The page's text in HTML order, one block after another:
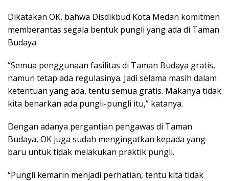
Dikatakan OK, bahwa Disdikbud Kota Medan komitmen
memberantas segala bentuk pungli yang ada di Taman
Budaya.
“Semua penggunaan fasilitas di Taman Budaya gratis,
namun tetap ada regulasinya. Jadi selama masih dalam
ketentuan yang ada, tentu semua gratis. Makanya tidak
kita benarkan ada pungli-pungli itu,” katanya.
Dengan adanya pergantian pengawas di Taman
Budaya, OK juga sudah mengingatkan kepada yang
baru untuk tidak melakukan praktik pungli.
“Pungli kemarin menjadi perhatian, tentu kita tidak